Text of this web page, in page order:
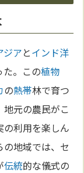
ジアとインド洋
た。この植物
の熱帯林で育つ
元の農民がこ
の利用を楽しん
地域では、セ
伝統的な儀式の